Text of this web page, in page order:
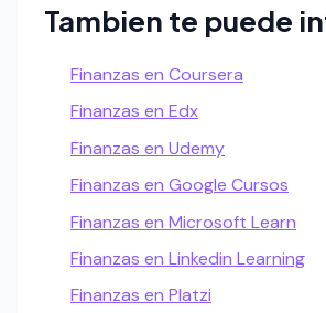
Tambien te puede
Finanzas en Coursera
Finanzas en Edx
Finanzas en Udemy
Finanzas en Google Cursos
Finanzas en Microsoft Learn
Finanzas en Linkedin Learning
Finanzas en Platzi